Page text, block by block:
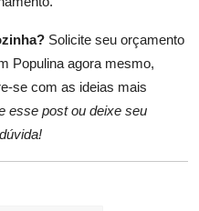
Solicite seu orçamento
Populina agora mesmo,
se com as ideias mais
esse post ou deixe seu